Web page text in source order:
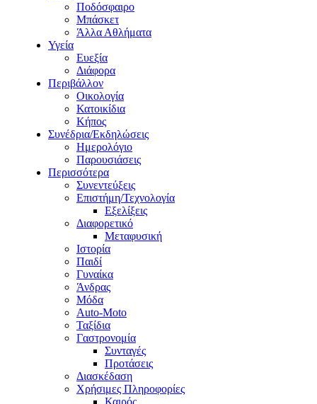
Ποδόσφαιρο
Μπάσκετ
Άλλα Αθλήματα
Υγεία
Ευεξία
Διάφορα
Περιβάλλον
Οικολογία
Κατοικίδια
Κήπος
Συνέδρια/Εκδηλώσεις
Ημερολόγιο
Παρουσιάσεις
Περισσότερα
Συνεντεύξεις
Επιστήμη/Τεχνολογία
Εξελίξεις
Διαφορετικό
Μεταφυσική
Ιστορία
Παιδί
Γυναίκα
Άνδρας
Μόδα
Auto-Moto
Ταξίδια
Γαστρονομία
Συνταγές
Προτάσεις
Διασκέδαση
Χρήσιμες Πληροφορίες
Καιρός